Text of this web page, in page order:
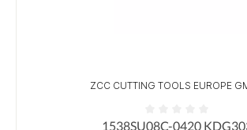
ZCC CUTTING TOOLS EUROPE
1538SU08C-0420